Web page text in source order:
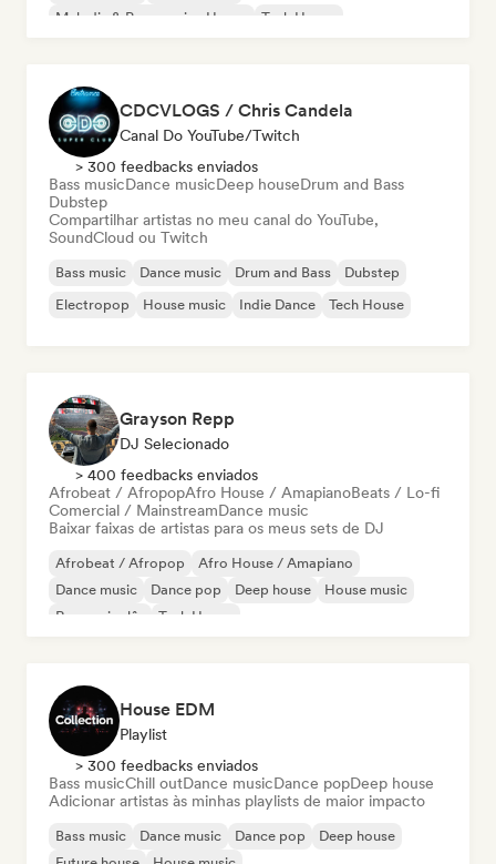
Melodic & Progressive House
Tech House
CDCVLOGS / Chris Candela
Canal Do YouTube/Twitch
> 300 feedbacks enviados
Bass musicDance musicDeep houseDrum and Bass
Dubstep
Compartilhar artistas no meu canal do YouTube,
SoundCloud ou Twitch
Bass music Dance music Drum and Bass
Dubstep
Electropop
House music Indie Dance Tech House
Grayson Repp
DJ Selecionado
> 400 feedbacks enviados
Afrobeat / AfropopAfro House / AmapianoBeats / Lo-fi
Comercial / MainstreamDance music
Baixar faixas de artistas para os meus sets de DJ
Afrobeat / Afropop
Afro House / Amapiano
Dance music
Dance pop Deep house
House music
Rap em inglês
Tech House
House EDM
Playlist
> 300 feedbacks enviados
Bass musicChill outDance musicDance popDeep house
Adicionar artistas às minhas playlists de maior impacto
Bass music Dance music Dance pop
Deep house